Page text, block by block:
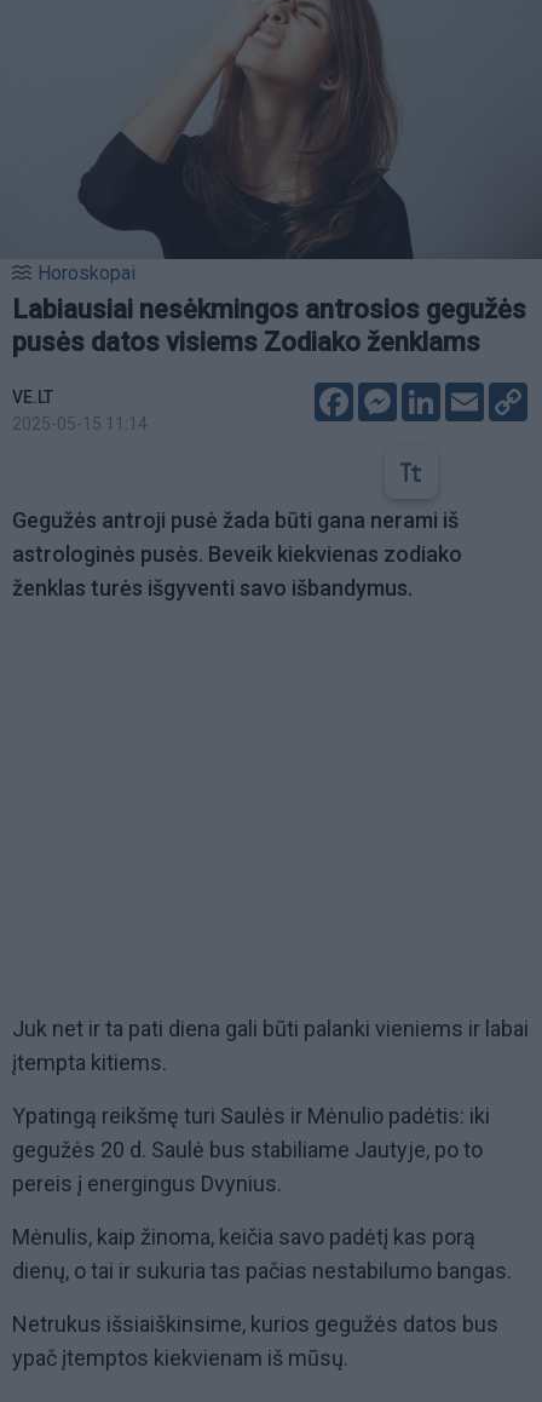
Horoskopai
Labiausiai nesėkmingos antrosios gegužės
pusės datos visiems Zodiako ženklams
VE.LT
2025-05-15 11:14
FacebookMessenger
LinkedIn
Email
Gegužės antroji pusė žada būti gana nerami iš
astrologinės pusės. Beveik kiekvienas zodiako
ženklas turės išgyventi savo išbandymus.
Juk net ir ta pati diena gali būti palanki vieniems ir labai
įtempta kitiems.
Ypatingą reikšmę turi Saulės ir Mėnulio padėtis: iki
gegužės 20 d. Saulė bus stabiliame Jautyje, po to
pereis į energingus Dvynius.
Mėnulis, kaip žinoma, keičia savo padėtį kas porą
dienų, o tai ir sukuria tas pačias nestabilumo bangas.
Netrukus išsiaiškinsime, kurios gegužės datos bus
ypač įtemptos kiekvienam iš mūsų.